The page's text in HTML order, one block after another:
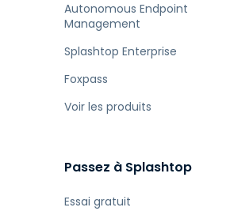
Autonomous Endpoint
Management
Splashtop Enterprise
Foxpass
Voir les produits
Passez à Splashtop
Essai gratuit